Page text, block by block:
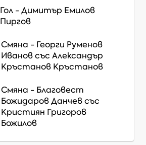
Гол -Димитър Емилов
Пиргов
Смяна - Георги Руменов
Ивановсъс Александър
Кръстанов Кръстанов
Смяна - Благовест
Божидаров Данчевсъс
Кристиян Григоров
Божилов